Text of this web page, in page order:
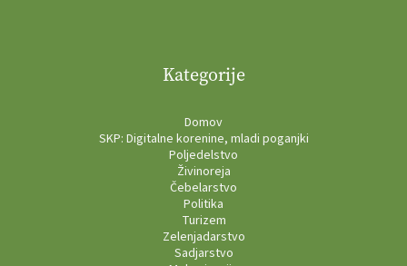
Kategorije
Domov
SKP: Digitalne korenine, mladi poganjki
Poljedelstvo
Živinoreja
Čebelarstvo
Politika
Turizem
Zelenjadarstvo
Sadjarstvo